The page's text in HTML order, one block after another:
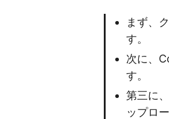
まず、
す。
次に、
す。
第三に、
ップロ